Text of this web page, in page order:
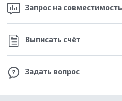
Запрос на совместимость
Выписать счёт
Задать вопрос